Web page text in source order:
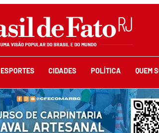
ESPORTES CIDADES POLÍTICA QUEM